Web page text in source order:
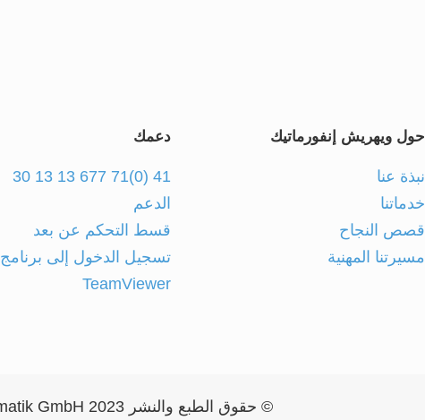
دعمك
41 (0)71 677 13 13 30
الدعم
قسط التحكم عن بعد
تسجيل الدخول إلى برنامج
TeamViewer
حول ويهريش إنفورماتيك
نبذة عنا
خدماتنا
قصص النجاح
مسيرتنا المهنية
© حقوق الطبع والنشر 2023 Weihrich Informatik GmbH |